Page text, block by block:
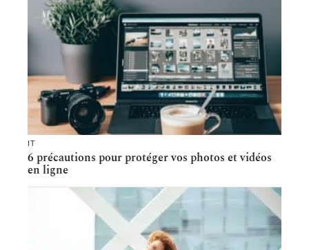
IT
6 précautions pour protéger vos photos et vidéos
en ligne